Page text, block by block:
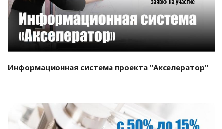
Информационная система проекта "Акселератор"